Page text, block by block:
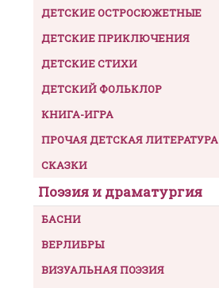
ДЕТСКИЕ ОСТРОСЮЖЕТНЫЕ
ДЕТСКИЕ ПРИКЛЮЧЕНИЯ
ДЕТСКИЕ СТИХИ
ДЕТСКИЙ ФОЛЬКЛОР
КНИГА-ИГРА
ПРОЧАЯ ДЕТСКАЯ ЛИТЕРАТУРА
СКАЗКИ
Поэзия и драматургия
БАСНИ
ВЕРЛИБРЫ
ВИЗУАЛЬНАЯ ПОЭЗИЯ